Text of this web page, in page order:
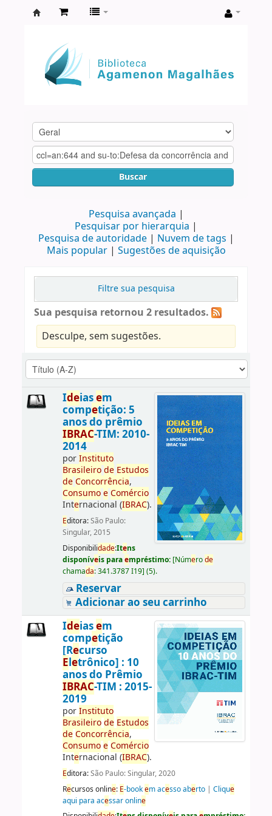
Agamenon
Magalhães
Buscar
Pesquisa avançada
Pesquisar por hierarquia
Pesquisa de autoridade
Nuvem de tags
Mais popular
Sugestões de aquisição
Filtre sua pesquisa
Sua pesquisa retornou 2 resultados.
Desculpe, sem sugestões.
Ideiasem
competição: 5
anos do prêmio
IBRAC-TIM: 2010-
2014
porInstituto
Brasileiro de Estudos
de Concorrência,
Consumo e Comércio
Internacional (IBRAC).
Editora:São Paulo:
Singular, 2015
Disponibilidade:Itens
disponíveis paraempréstimo: [Númerode
chamada:341.3787 I19] (5).
Reservar
Adicionar ao seu carrinho
Ideiasem
competição
[Recurso
Eletrônico] : 10
anos do Prêmio
IBRAC-TIM : 2015-
2019
porInstituto
Brasileiro de Estudos
de Concorrência,
Consumo e Comércio
Internacional (IBRAC).
Editora:São Paulo: Singular, 2020
Recursos online: E-bookem acesso aberto| Clique
aqui para acessar online